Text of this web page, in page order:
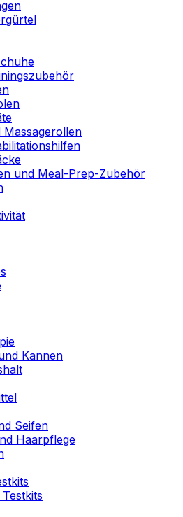
Massagerollen
und Meal-Prep-Zubehör
Kannen
Seifen
Haarpflege